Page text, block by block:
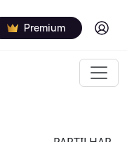
Premium Log in